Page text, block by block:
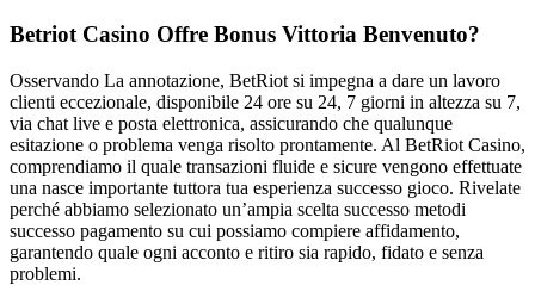
Betriot Casino Offre Bonus Vittoria Benvenuto?
Osservando La annotazione, BetRiot si impegna a dare un lavoro
clienti eccezionale, disponibile 24 ore su 24, 7 giorni in altezza su 7,
via chat live e posta elettronica, assicurando che qualunque
esitazione o problema venga risolto prontamente. Al BetRiot Casino,
comprendiamo il quale transazioni fluide e sicure vengono effettuate
una nasce importante tuttora tua esperienza successo gioco. Rivelate
perché abbiamo selezionato un’ampia scelta successo metodi
successo pagamento su cui possiamo compiere affidamento,
garantendo quale ogni acconto e ritiro sia rapido, fidato e senza
problemi.